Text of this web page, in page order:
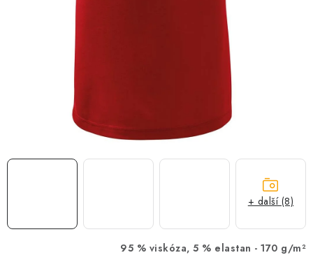
PROVIZNÍ SYSTÉM
Obchodní podmínky
Zásady zpracování ochrany osobních údajů
Napište nám
95 % viskóza, 5 % elastan - 170 g/m²
+ další (8)